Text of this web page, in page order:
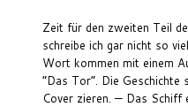
Zeit für den zweiten Teil
schreibe ich gar nicht so
Wort kommen mit einem
“Das Tor”. Die Geschichte
Cover zieren. — Das Schiff